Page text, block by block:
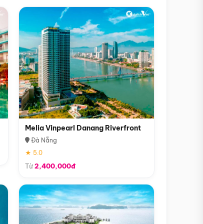
Melia Vinpearl Danang Riverfront
Đà Nẵng
★ 5.0
Từ2,400,000đ